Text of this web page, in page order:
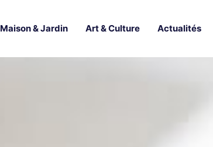
Maison & Jardin Art & Culture Actualités